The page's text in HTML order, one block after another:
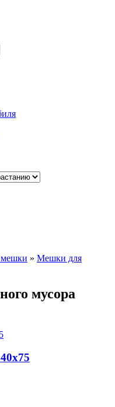
мешки » Мешки для
мусора